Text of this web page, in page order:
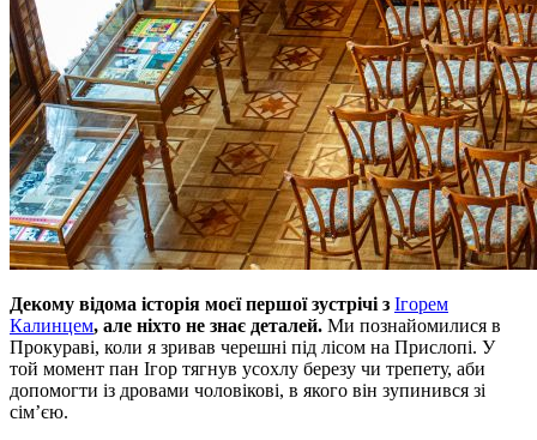
Декому відома історія моєї першої зустрічі з Ігорем
Калинцем, але ніхто не знає деталей. Ми познайомилися в
Прокураві, коли я зривав черешні під лісом на Прислопі. У
той момент пан Ігор тягнув усохлу березу чи трепету, аби
допомогти із дровами чоловікові, в якого він зупинився зі
сім’єю.